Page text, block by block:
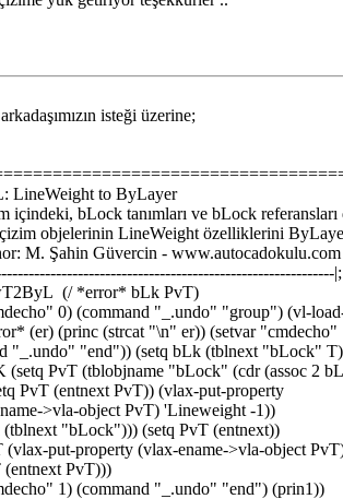
isteği üzerine;
LineWeight to
bLock tanımları ve bLock
objelerinin LineWeight özelliklerini
Şahin Güvercin -
|;
(/ *error* bLk PvT)
0) (command "_.undo" "group") (vl-
(er) (princ (strcat "\n" er)) (setvar "cmdecho"
"_.undo" "end")) (setq bLk (tblnext "bLock"
(setq PvT (tblobjname "bLock" (cdr (assoc 2
PvT (entnext PvT)) (vlax-put-property
>vla-object PvT) 'Lineweight -1))
"bLock"))) (setq PvT (entnext))
(vlax-put-property (vlax-ename->vla-object
PvT)))
1) (command "_.undo" "end") (prin1))